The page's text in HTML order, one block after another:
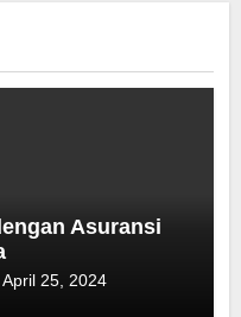
Asuransi
April 25, 2024